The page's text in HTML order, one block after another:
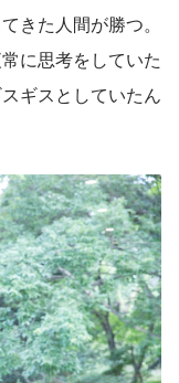
きた人間が勝つ。
に思考をしていた
ギスとしていたん